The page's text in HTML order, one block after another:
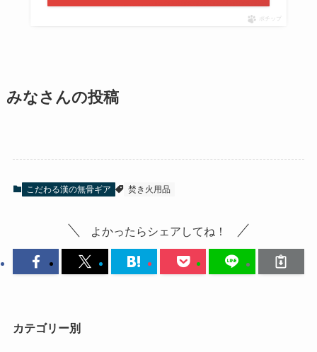
ポチップ
みなさんの投稿
こだわる漢の無骨ギア 焚き火用品
よかったらシェアしてね！
カテゴリー別